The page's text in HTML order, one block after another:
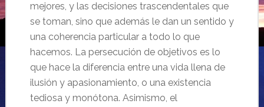
mejores, y las decisiones trascendentales que
se toman, sino que además le dan un sentido y
una coherencia particular a todo lo que
hacemos. La persecución de objetivos es lo
que hace la diferencia entre una vida llena de
ilusión y apasionamiento, o una existencia
tediosa y monótona. Asimismo, el